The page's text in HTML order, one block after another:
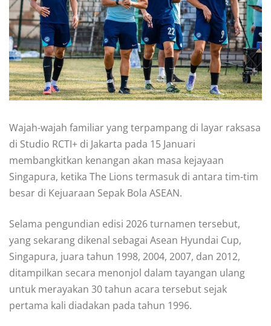
Wajah-wajah familiar yang terpampang di layar raksasa
di Studio RCTI+ di Jakarta pada 15 Januari
membangkitkan kenangan akan masa kejayaan
Singapura, ketika The Lions termasuk di antara tim-tim
besar di Kejuaraan Sepak Bola ASEAN.
Selama pengundian edisi 2026 turnamen tersebut,
yang sekarang dikenal sebagai Asean Hyundai Cup,
Singapura, juara tahun 1998, 2004, 2007, dan 2012,
ditampilkan secara menonjol dalam tayangan ulang
untuk merayakan 30 tahun acara tersebut sejak
pertama kali diadakan pada tahun 1996.